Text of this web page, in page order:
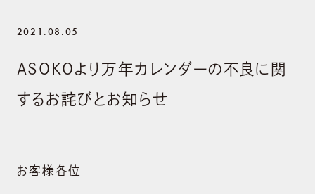
2021.08.05
ASOKOより万年カレンダーの不良に関
するお詫びとお知らせ
お客様各位